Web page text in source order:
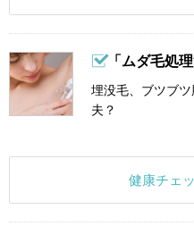
「ムダ毛処
埋没毛、ブツブ
夫？
健康チェ